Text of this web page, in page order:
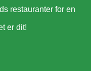
restauranter for en
er dit!